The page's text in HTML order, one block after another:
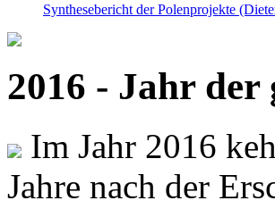
Synthesebericht der Polenprojekte
2016 - Jahr
Im Jahr 2016
Jahre nach der